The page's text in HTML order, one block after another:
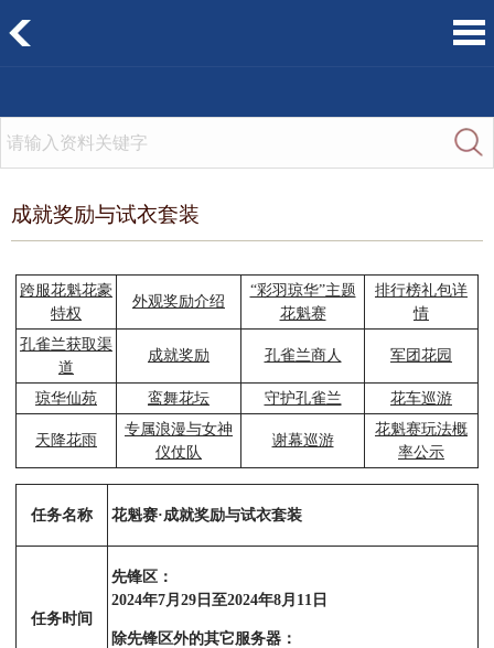
成就奖励与试衣套装
跨服花魁花豪
特权
外观奖励介绍
“彩羽琼华”主题
花魁赛
排行榜礼包详
情
孔雀兰获取渠
道
成就奖励 孔雀兰商人 军团花园
琼华仙苑 鸾舞花坛 守护孔雀兰 花车巡游
天降花雨
专属浪漫与女神
仪仗队
谢幕巡游
花魁赛玩法概
率公示
任务名称 花魁赛·成就奖励与试衣套装
任务时间
先锋区：
2024年7月29日至2024年8月11日
除先锋区外的其它服务器：